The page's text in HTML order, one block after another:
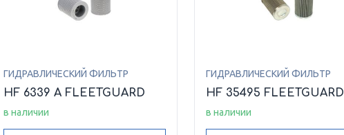
ГИДРАВЛИЧЕСКИЙ ФИЛЬТР
HF 6339 A FLEETGUARD
в наличии
ГИДРАВЛИЧЕСКИЙ ФИЛЬТР
HF 35495 FLEETGUARD
в наличии